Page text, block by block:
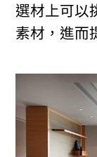
選材上可以
素材，進而